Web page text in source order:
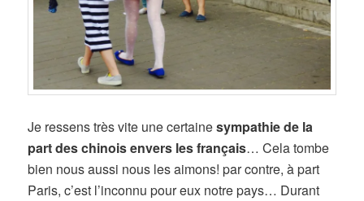
Je ressens très vite une certainesympathie de la
part des chinois envers les français… Cela tombe
bien nous aussi nous les aimons! par contre, à part
Paris, c’est l’inconnu pour eux notre pays… Durant